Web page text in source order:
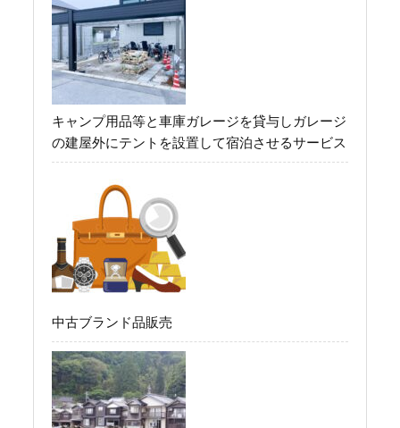
キャンプ用品等と車庫ガレージを貸与しガレージ
の建屋外にテントを設置して宿泊させるサービス
中古ブランド品販売